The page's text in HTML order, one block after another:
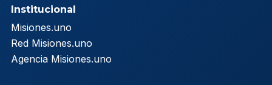
Institucional
Misiones.uno
Red Misiones.uno
Agencia Misiones.uno